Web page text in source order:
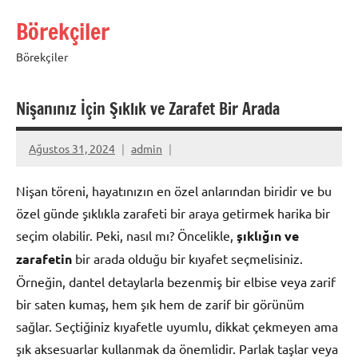
Börekçiler
Börekçiler
Nişanınız İçin Şıklık ve Zarafet Bir Arada
Ağustos 31, 2024 admin
Nişan töreni, hayatınızın en özel anlarından biridir ve bu
özel günde şıklıkla zarafeti bir araya getirmek harika bir
seçim olabilir. Peki, nasıl mı? Öncelikle, şıklığın ve
zarafetin bir arada olduğu bir kıyafet seçmelisiniz.
Örneğin, dantel detaylarla bezenmiş bir elbise veya zarif
bir saten kumaş, hem şık hem de zarif bir görünüm
sağlar. Seçtiğiniz kıyafetle uyumlu, dikkat çekmeyen ama
şık aksesuarlar kullanmak da önemlidir. Parlak taşlar veya